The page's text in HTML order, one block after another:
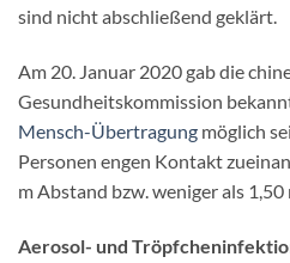
sind nicht abschließend geklärt.
Am 20. Januar 2020 gab die
Gesundheitskommission
Mensch-Übertragung möglich
Personen engen Kontakt
m Abstand bzw. weniger als
Aerosol- und